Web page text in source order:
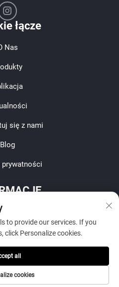
łącze
Nas
się z nami
Blog
prywatności
nasz cotygodniowy biuletyn
to provide our services. If you
click Personalize cookies.
cookies
all